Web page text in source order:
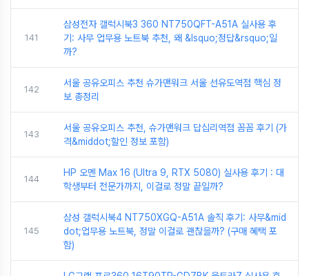
141
삼성전자 갤럭시북3 360 NT750QFT-A51A 실사용 후
기: 사무 업무용 노트북 추천, 왜 &lsquo;정답&rsquo;일
까?
142
서울 공유오피스 추천 슈가맨워크 서울 선유도역점 핵심 정
보 총정리
143
서울 공유오피스 추천, 슈가맨워크 답십리역점 꼼꼼 후기 (가
격&middot;할인 정보 포함)
144
HP 오멘 Max 16 (Ultra 9, RTX 5080) 실사용 후기 : 대
학생부터 전문가까지, 이걸로 정말 끝일까?
145
삼성 갤럭시북4 NT750XGQ-A51A 솔직 후기: 사무&mid
dot;업무용 노트북, 정말 이걸로 괜찮을까? (구매 혜택 포
함)